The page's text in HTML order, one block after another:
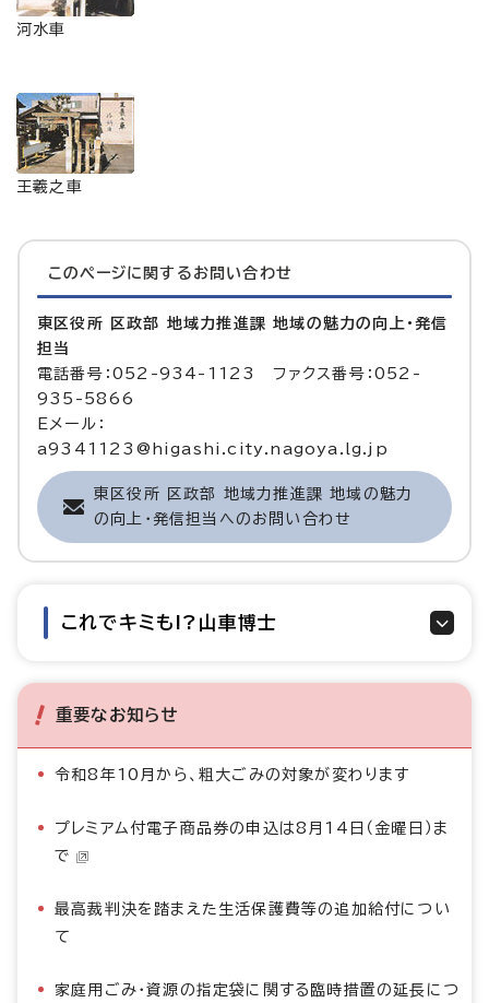
河水車
王羲之車
このページに関する お問い合わせ
東区役所 区政部 地域力推進課 地域の魅力の向上・発信
担当
電話番号：052-934-1123 ファクス番号：052-
935-5866
Eメール：
a9341123@higashi.city.nagoya.lg.jp
東区役所 区政部 地域力推進課 地域の魅力
の向上・発信担当へのお問い合わせ
これでキミも!?山車博士
重要なお知らせ
令和8年10月から、粗大ごみの対象が変わります
プレミアム付電子商品券の申込は8月14日（金曜日）ま
で
最高裁判決を踏まえた生活保護費等の追加給付につい
て
家庭用ごみ・資源の指定袋に関する臨時措置の延長につ